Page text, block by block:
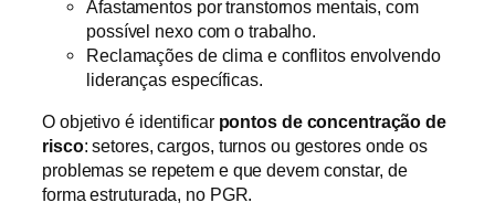
Afastamentos por transtornos mentais, com
possível nexo com o trabalho.
Reclamações de clima e conflitos envolvendo
lideranças específicas.
O objetivo é identificar pontos de concentração de
risco: setores, cargos, turnos ou gestores onde os
problemas se repetem e que devem constar, de
forma estruturada, no PGR.